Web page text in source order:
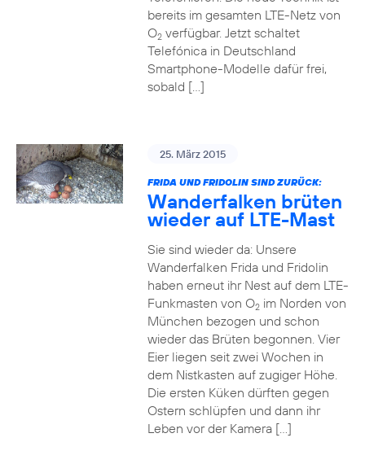
bereits im gesamten LTE-Netz von
O2verfügbar. Jetzt schaltet
Telefónica in Deutschland
Smartphone-Modelle dafür frei,
sobald […]
25. März 2015
FRIDA UND FRIDOLIN SIND ZURÜCK:
Wanderfalken brüten
wieder auf LTE-Mast
Sie sind wieder da: Unsere
Wanderfalken Frida und Fridolin
haben erneut ihr Nest auf dem LTE-
Funkmasten von O2im Norden von
München bezogen und schon
wieder das Brüten begonnen. Vier
Eier liegen seit zwei Wochen in
dem Nistkasten auf zugiger Höhe.
Die ersten Küken dürften gegen
Ostern schlüpfen und dann ihr
Leben vor der Kamera […]